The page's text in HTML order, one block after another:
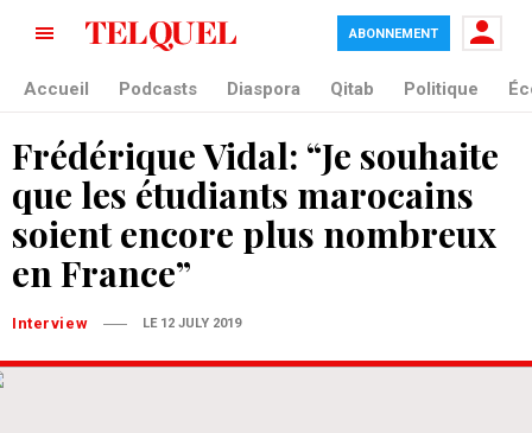
ABONNEMENT
Accueil Podcasts Diaspora Qitab Politique
Frédérique Vidal: “Je souhaite
que les étudiants marocains
soient encore plus nombreux
en France”
Interview LE 12 JULY 2019